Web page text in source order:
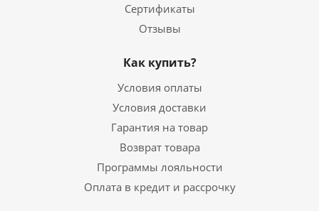
Сертификаты
Отзывы
Как купить?
Условия оплаты
Условия доставки
Гарантия на товар
Возврат товара
Программы лояльности
Оплата в кредит и рассрочку